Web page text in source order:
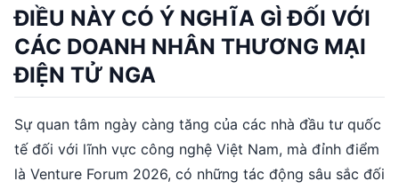
ĐIỀU NÀY CÓ Ý NGHĨA GÌ ĐỐI VỚI
CÁC DOANH NHÂN THƯƠNG MẠI
ĐIỆN TỬ NGA
Sự quan tâm ngày càng tăng của các nhà đầu tư quốc
tế đối với lĩnh vực công nghệ Việt Nam, mà đỉnh điểm
là Venture Forum 2026, có những tác động sâu sắc đối